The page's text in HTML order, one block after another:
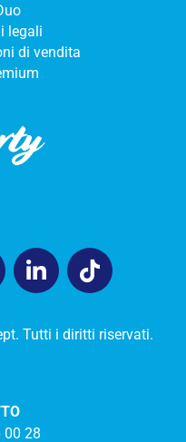
legali
di vendita
Tutti i diritti riservati.
00 28